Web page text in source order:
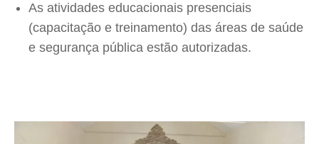
As atividades educacionais presenciais
(capacitação e treinamento) das áreas de saúde
e segurança pública estão autorizadas.